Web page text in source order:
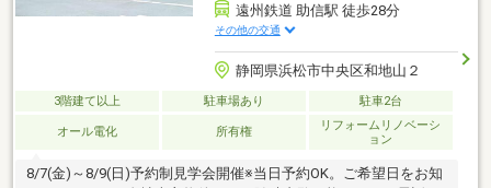
遠州鉄道 助信駅 徒歩28分
その他の交通
静岡県浜松市中央区和地山２
3階建て以上 駐車場あり 駐車2台
オール電化 所有権
リフォームリノベーシ
ョン
8/7(金)～8/9(日)予約制見学会開催※当日予約OK。ご希望日をお知